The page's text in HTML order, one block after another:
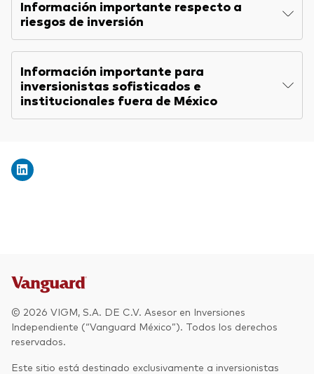
Información importante respecto a
riesgos de inversión
Información importante para
inversionistas sofisticados e
institucionales fuera de México
© 2026 VIGM, S.A. DE C.V. Asesor en Inversiones
Independiente (“Vanguard México”). Todos los derechos
reservados.
Este sitio está destinado exclusivamente a inversionistas